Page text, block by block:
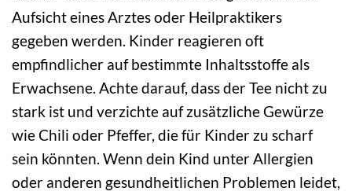
Aufsicht eines Arztes oder Heilpraktikers
gegeben werden. Kinder reagieren oft
empfindlicher auf bestimmte Inhaltsstoffe als
Erwachsene. Achte darauf, dass der Tee nicht zu
stark ist und verzichte auf zusätzliche Gewürze
wie Chili oder Pfeffer, die für Kinder zu scharf
sein könnten. Wenn dein Kind unter Allergien
oder anderen gesundheitlichen Problemen leidet,